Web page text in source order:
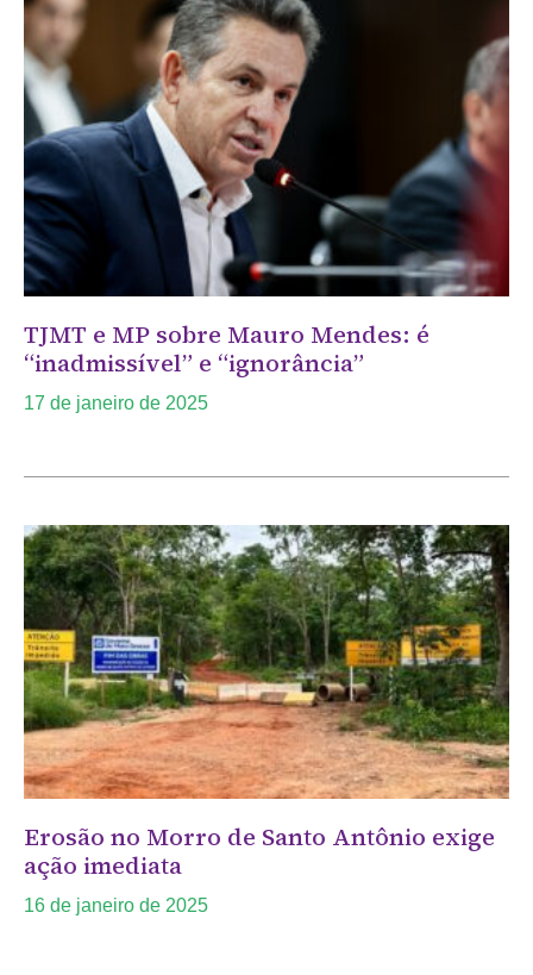
TJMT e MP sobre Mauro Mendes: é
“inadmissível” e “ignorância”
17 de janeiro de 2025
Erosão no Morro de Santo Antônio exige
ação imediata
16 de janeiro de 2025